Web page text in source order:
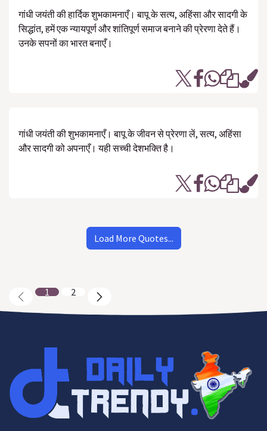
गांधी जयंती की हार्दिक शुभकामनाएँ। बापू के सत्य, अहिंसा और सादगी के
सिद्धांत, हमें एक न्यायपूर्ण और शांतिपूर्ण समाज बनाने की प्रेरणा देते हैं।
उनके सपनों का भारत बनाएँ।
गांधी जयंती की शुभकामनाएँ। बापू के जीवन से प्रेरणा लें, सत्य, अहिंसा
और सादगी को अपनाएँ। यही सच्ची देशभक्ति है।
Load More Quotes...
1 2